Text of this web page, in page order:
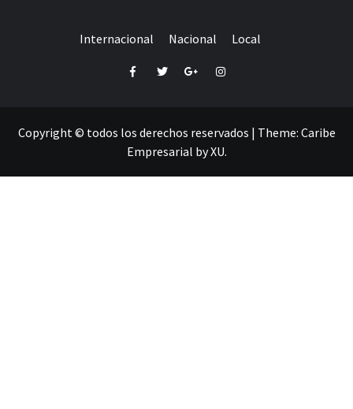
Internacional Nacional Local
FacebookTwitterGoogle+Instagram
Copyright © todos los derechos reservados | Theme: Caribe
Empresarial byXU.